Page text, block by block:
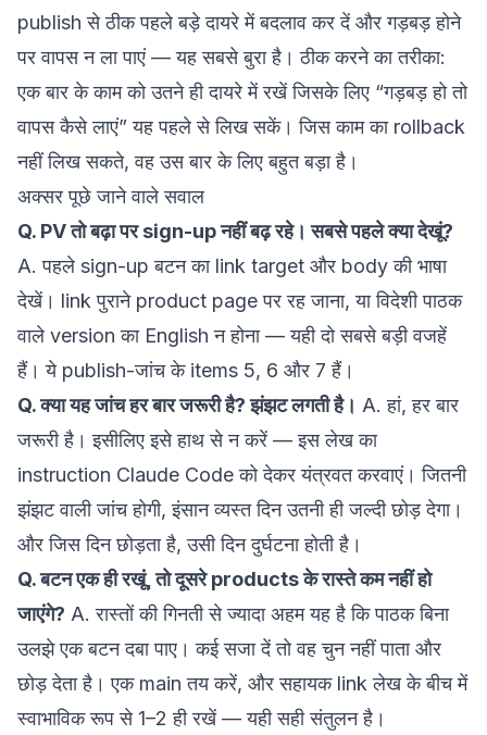
publish से ठीक पहले बड़े दायरे में बदलाव कर दें और गड़बड़ होने
पर वापस न ला पाएं — यह सबसे बुरा है। ठीक करने का तरीका:
एक बार के काम को उतने ही दायरे में रखें जिसके लिए “गड़बड़ हो तो
वापस कैसे लाएं” यह पहले से लिख सकें। जिस काम का rollback
नहीं लिख सकते, वह उस बार के लिए बहुत बड़ा है।
अक्सर पूछे जाने वाले सवाल
Q. PV तो बढ़ा पर sign-up नहीं बढ़ रहे। सबसे पहले क्या देखूं?
A. पहले sign-up बटन का link target और body की भाषा
देखें। link पुराने product page पर रह जाना, या विदेशी पाठक
वाले version का English न होना — यही दो सबसे बड़ी वजहें
हैं। ये publish-जांच के items 5, 6 और 7 हैं।
Q. क्या यह जांच हर बार जरूरी है? झंझट लगती है। A. हां, हर बार
जरूरी है। इसीलिए इसे हाथ से न करें — इस लेख का
instruction Claude Code को देकर यंत्रवत करवाएं। जितनी
झंझट वाली जांच होगी, इंसान व्यस्त दिन उतनी ही जल्दी छोड़ देगा।
और जिस दिन छोड़ता है, उसी दिन दुर्घटना होती है।
Q. बटन एक ही रखूं, तो दूसरे products के रास्ते कम नहीं हो
जाएंगे? A. रास्तों की गिनती से ज्यादा अहम यह है कि पाठक बिना
उलझे एक बटन दबा पाए। कई सजा दें तो वह चुन नहीं पाता और
छोड़ देता है। एक main तय करें, और सहायक link लेख के बीच में
स्वाभाविक रूप से 1–2 ही रखें — यही सही संतुलन है।